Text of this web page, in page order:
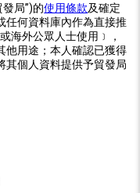
局”)的使用條款及確定
任何資料庫內作為直接推
海外公眾人士使用﹞，
他用途；本人確認已獲得
其個人資料提供予貿發局